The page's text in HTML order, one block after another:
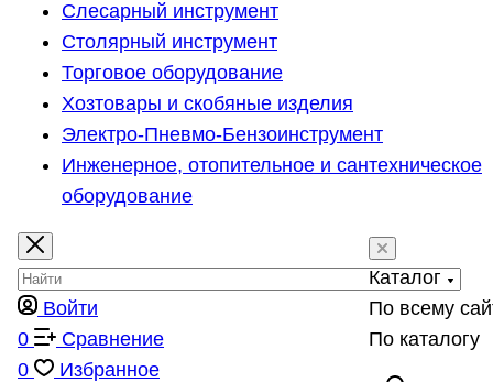
Слесарный инструмент
Столярный инструмент
Торговое оборудование
Хозтовары и скобяные изделия
Электро-Пневмо-Бензоинструмент
Инженерное, отопительное и сантехническое
оборудование
Каталог
По всему
По каталогу
Войти
0
Сравнение
0
Избранное